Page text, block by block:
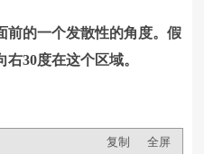
前的一个发散性的角度。假
30度在这个区域。
复制 全屏